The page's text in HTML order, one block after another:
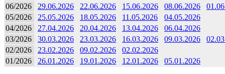
06/2026
29.06.2026 22.06.2026 15.06.2026 08.06.2026
05/2026
25.05.2026 18.05.2026 11.05.2026
04.05.2026
04/2026
27.04.2026 20.04.2026 13.04.2026
06.04.2026
03/2026
30.03.2026 23.03.2026 16.03.2026 09.03.2026
02/2026
23.02.2026 09.02.2026
02.02.2026
01/2026
26.01.2026 19.01.2026 12.01.2026 05.01.2026